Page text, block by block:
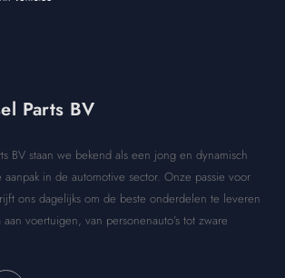
Parts BV
BV staan we bekend als een jong en dynamisch
in de automotive sector. Onze passie voor
ons dagelijks om de beste onderdelen te leveren
voertuigen, van personenauto’s tot zware